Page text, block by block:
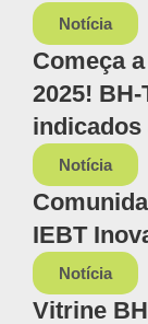
Notícia
Começa
2025!
Notícia
IEBT
Notícia
Vitrine